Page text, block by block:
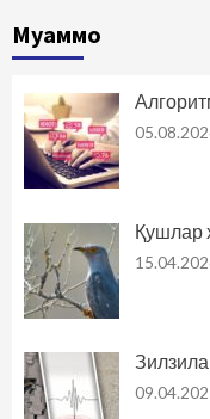
Муаммо
Қушлар